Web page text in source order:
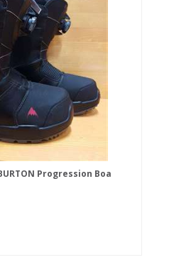
Progression Boa